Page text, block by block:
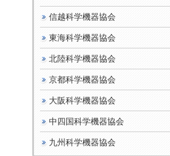
信越科学機器協会
東海科学機器協会
北陸科学機器協会
京都科学機器協会
大阪科学機器協会
中四国科学機器協会
九州科学機器協会